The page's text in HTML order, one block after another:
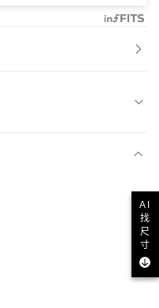
AI
找
尺
寸